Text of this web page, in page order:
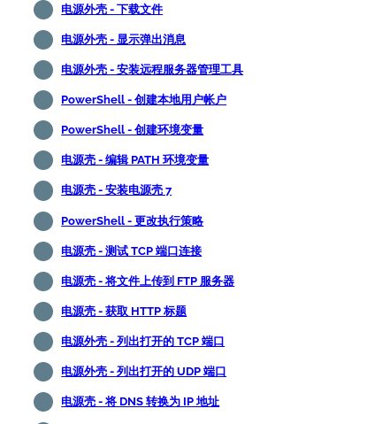
电源外壳 - 下载文件
电源外壳 - 显示弹出消息
电源外壳 - 安装远程服务器管理工具
PowerShell - 创建本地用户帐户
PowerShell - 创建环境变量
电源壳 - 编辑 PATH 环境变量
电源壳 - 安装电源壳 7
PowerShell - 更改执行策略
电源壳 - 测试 TCP 端口连接
电源壳 - 将文件上传到 FTP 服务器
电源壳 - 获取 HTTP 标题
电源外壳 - 列出打开的 TCP 端口
电源外壳 - 列出打开的 UDP 端口
电源壳 - 将 DNS 转换为 IP 地址